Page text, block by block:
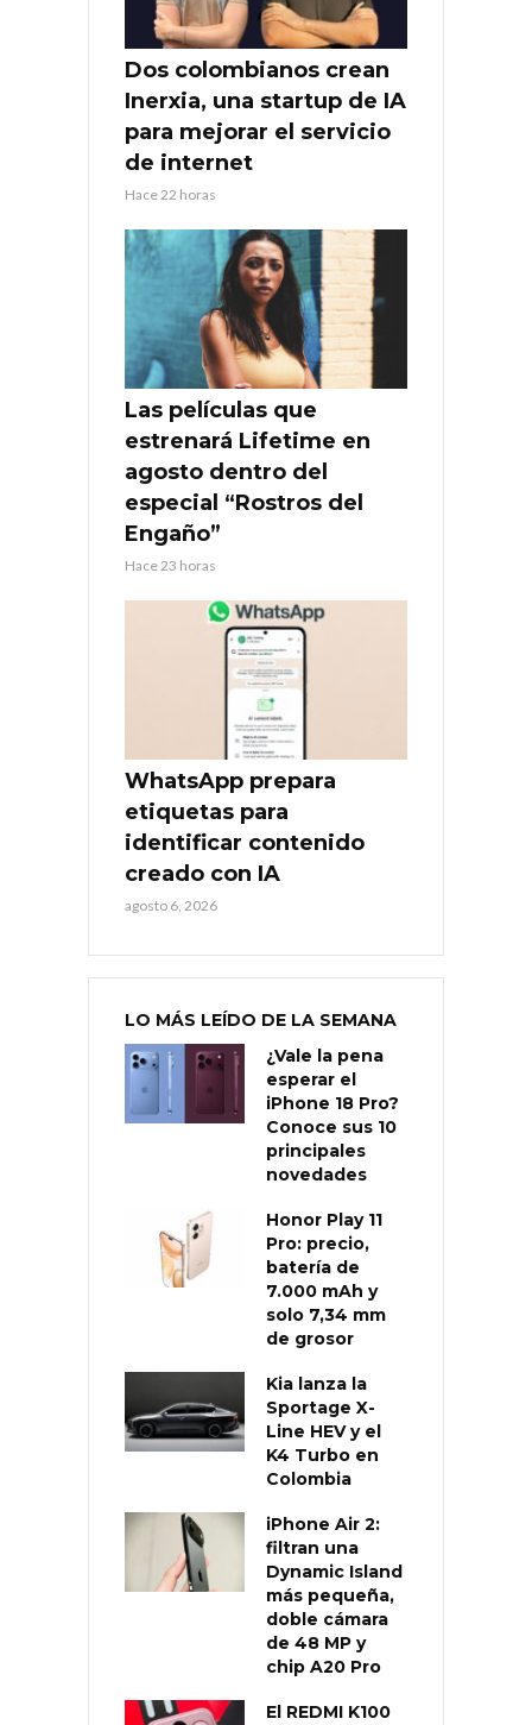
Dos colombianos crean
Inerxia, una startup de IA
para mejorar el servicio
de internet
Hace 22 horas
Las películas que
estrenará Lifetime en
agosto dentro del
especial “Rostros del
Engaño”
Hace 23 horas
WhatsApp prepara
etiquetas para
identificar contenido
creado con IA
agosto 6, 2026
LO MÁS LEÍDO DE LA SEMANA
¿Vale la pena
esperar el
iPhone 18 Pro?
Conoce sus 10
principales
novedades
Honor Play 11
Pro: precio,
batería de
7.000 mAh y
solo 7,34 mm
de grosor
Kia lanza la
Sportage X-
Line HEV y el
K4 Turbo en
Colombia
iPhone Air 2:
filtran una
Dynamic Island
más pequeña,
doble cámara
de 48 MP y
chip A20 Pro
El REDMI K100